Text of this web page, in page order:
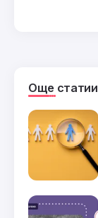
Още статии